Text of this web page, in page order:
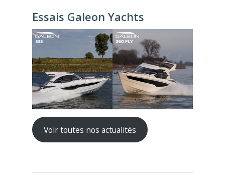
Essais Galeon Yachts
Voir toutes nos actualités